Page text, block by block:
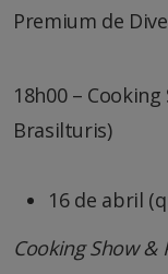
Premium de
18h00 –
Brasilturis)
16 de abril
Cooking Show &